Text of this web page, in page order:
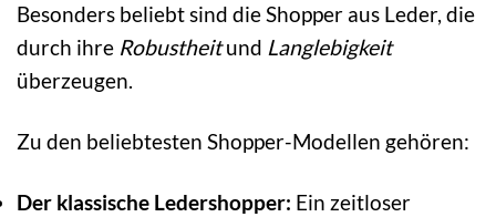
Besonders beliebt sind die Shopper aus Leder, die
durch ihre Robustheitund Langlebigkeit
überzeugen.
Zu den beliebtesten Shopper-Modellen gehören:
Der klassische Ledershopper: Ein zeitloser